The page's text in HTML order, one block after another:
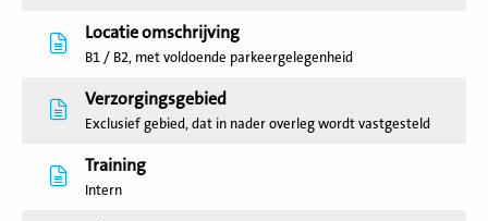
Locatie omschrijving
B1 / B2, met voldoende parkeergelegenheid
Verzorgingsgebied
Exclusief gebied, dat in nader overleg wordt vastgesteld
Training
Intern